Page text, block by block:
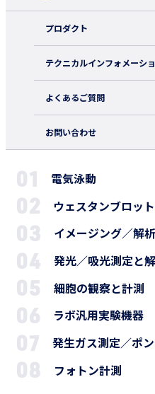
プロダクト
テクニカルインフォメーシ
よくあるご質問
お問い合わせ
電気泳動
ウェスタンブロット
イメージング／解析
発光／吸光測定と
細胞の観察と計測
ラボ汎用実験機器
発生ガス測定／ポ
フォトン計測